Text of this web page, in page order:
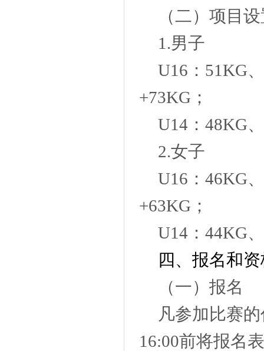
（二）项目
1.男子
U16：51KG
+73KG；
U14：48KG
2.女子
U16：46KG
+63KG；
U14：44KG
四、 报名和
（一）报名
凡参加比赛
16:00前将报名